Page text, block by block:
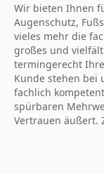
Wir bieten Ihnen
Augenschutz,
vieles mehr die
großes und
termingerecht
Kunde stehen bei
fachlich
spürbaren
Vertrauen äußert.